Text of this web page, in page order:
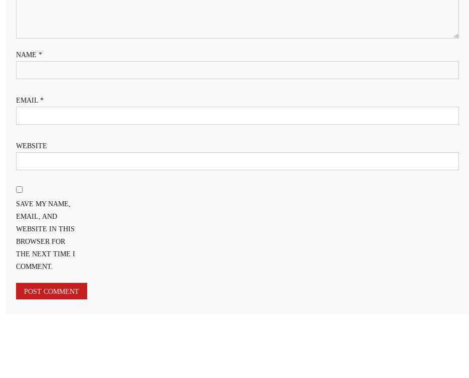
NAME *
EMAIL *
WEBSITE
SAVE MY NAME,
EMAIL, AND
WEBSITE IN THIS
BROWSER FOR
THE NEXT TIME I
COMMENT.